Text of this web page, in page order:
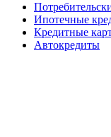
Ипотечные
Кредитные
Автокредиты